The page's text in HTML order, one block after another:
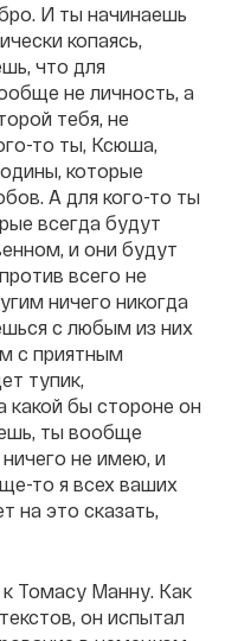
И ты начинаешь
копаясь,
что для
не личность, а
тебя, не
то ты, Ксюша,
которые
А для кого-то ты
всегда будут
и они будут
всего не
ничего никогда
с любым из них
с приятным
тупик,
какой бы стороне он
ты вообще
не имею, и
то я всех ваших
на это сказать,
Томасу Манну. Как
он испытал